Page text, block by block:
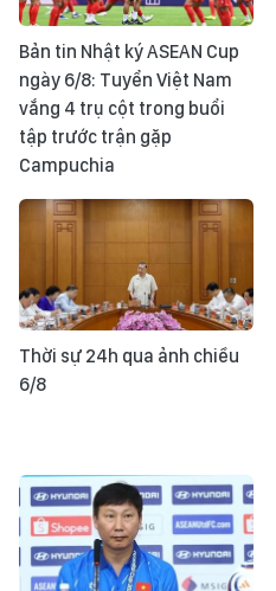
Bản tin Nhật ký ASEAN Cup
ngày 6/8: Tuyển Việt Nam
vắng 4 trụ cột trong buổi
tập trước trận gặp
Campuchia
Thời sự 24h qua ảnh chiều
6/8